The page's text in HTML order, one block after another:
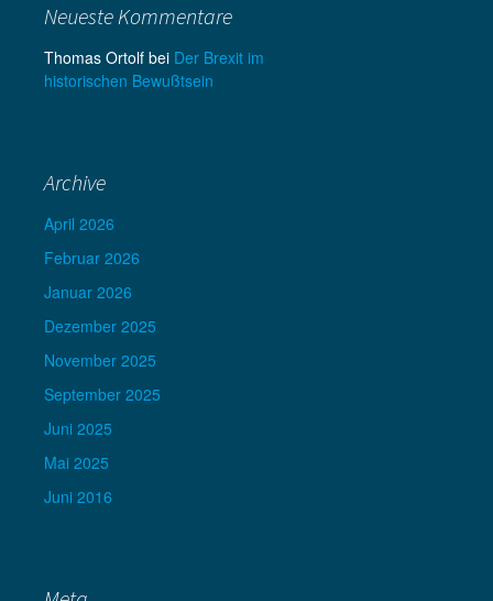
Neueste Kommentare
Thomas Ortolf bei Der Brexit im
historischen Bewußtsein
Archive
April 2026
Februar 2026
Januar 2026
Dezember 2025
November 2025
September 2025
Juni 2025
Mai 2025
Juni 2016